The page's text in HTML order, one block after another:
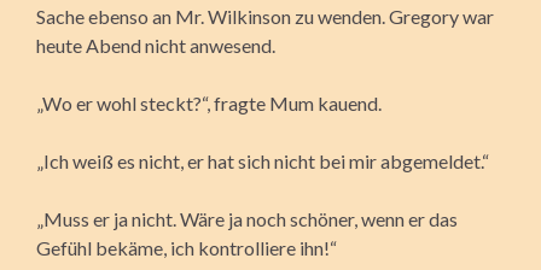
Sache ebenso an Mr. Wilkinson zu wenden. Gregory war
heute Abend nicht anwesend.
„Wo er wohl steckt?“, fragte Mum kauend.
„Ich weiß es nicht, er hat sich nicht bei mir abgemeldet.“
„Muss er ja nicht. Wäre ja noch schöner, wenn er das
Gefühl bekäme, ich kontrolliere ihn!“